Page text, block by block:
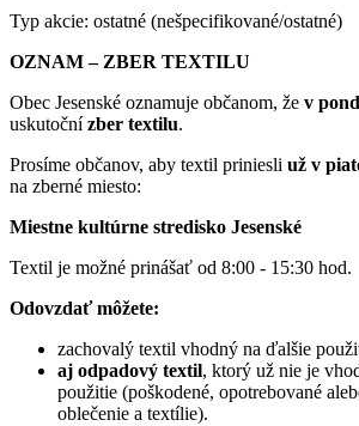
Typ akcie: ostatné (nešpecifikované/ostatné)
OZNAM – ZBER TEXTILU
Obec Jesenské oznamuje občanom, že v
uskutočnízber textilu.
Prosíme občanov, aby textil priniesli už v
na zberné miesto:
Miestne kultúrne stredisko Jesenské
Textil je možné prinášať od 8:00 - 15:30 hod.
Odovzdať môžete:
zachovalý textil vhodný na ďalšie
aj odpadový textil, ktorý už nie je
použitie (poškodené, opotrebované
oblečenie a textílie).